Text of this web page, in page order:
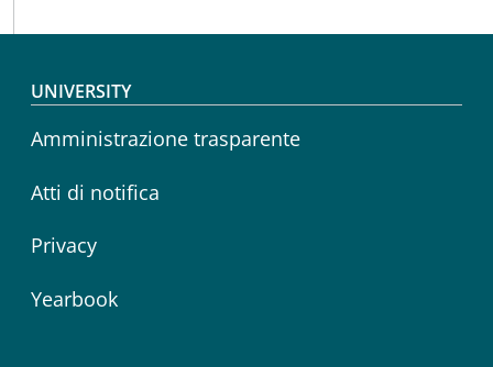
Footer menu
UNIVERSITY
Amministrazione trasparente
Atti di notifica
Privacy
Yearbook